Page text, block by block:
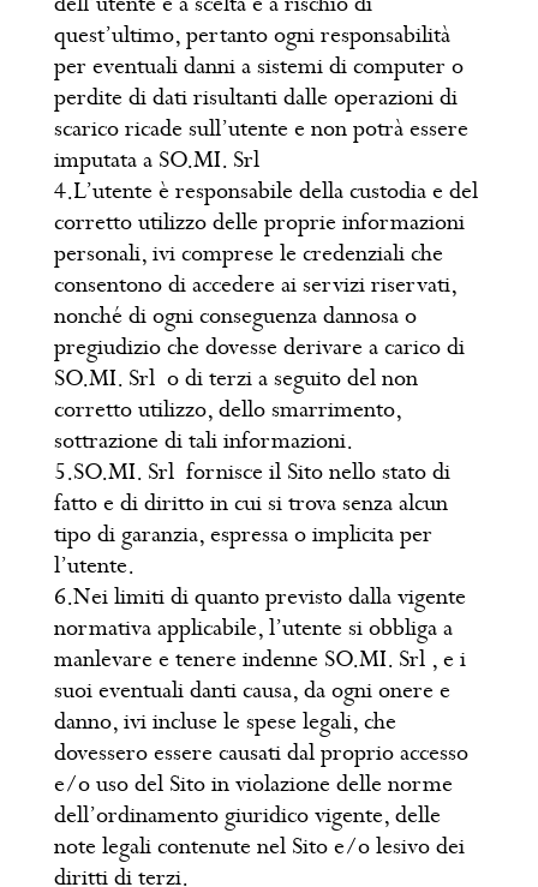
quest’ultimo, pertanto ogni responsabilità
per eventuali danni a sistemi di computer o
perdite di dati risultanti dalle operazioni di
scarico ricade sull’utente e non potrà essere
imputata a SO.MI. Srl
4.L’utente è responsabile della custodia e del
corretto utilizzo delle proprie informazioni
personali, ivi comprese le credenziali che
consentono di accedere ai servizi riservati,
nonché di ogni conseguenza dannosa o
pregiudizio che dovesse derivare a carico di
SO.MI. Srl o di terzi a seguito del non
corretto utilizzo, dello smarrimento,
sottrazione di tali informazioni.
5.SO.MI. Srl fornisce il Sito nello stato di
fatto e di diritto in cui si trova senza alcun
tipo di garanzia, espressa o implicita per
l’utente.
6.Nei limiti di quanto previsto dalla vigente
normativa applicabile, l’utente si obbliga a
manlevare e tenere indenne SO.MI. Srl , e i
suoi eventuali danti causa, da ogni onere e
danno, ivi incluse le spese legali, che
dovessero essere causati dal proprio accesso
e/o uso del Sito in violazione delle norme
dell’ordinamento giuridico vigente, delle
note legali contenute nel Sito e/o lesivo dei
diritti di terzi.